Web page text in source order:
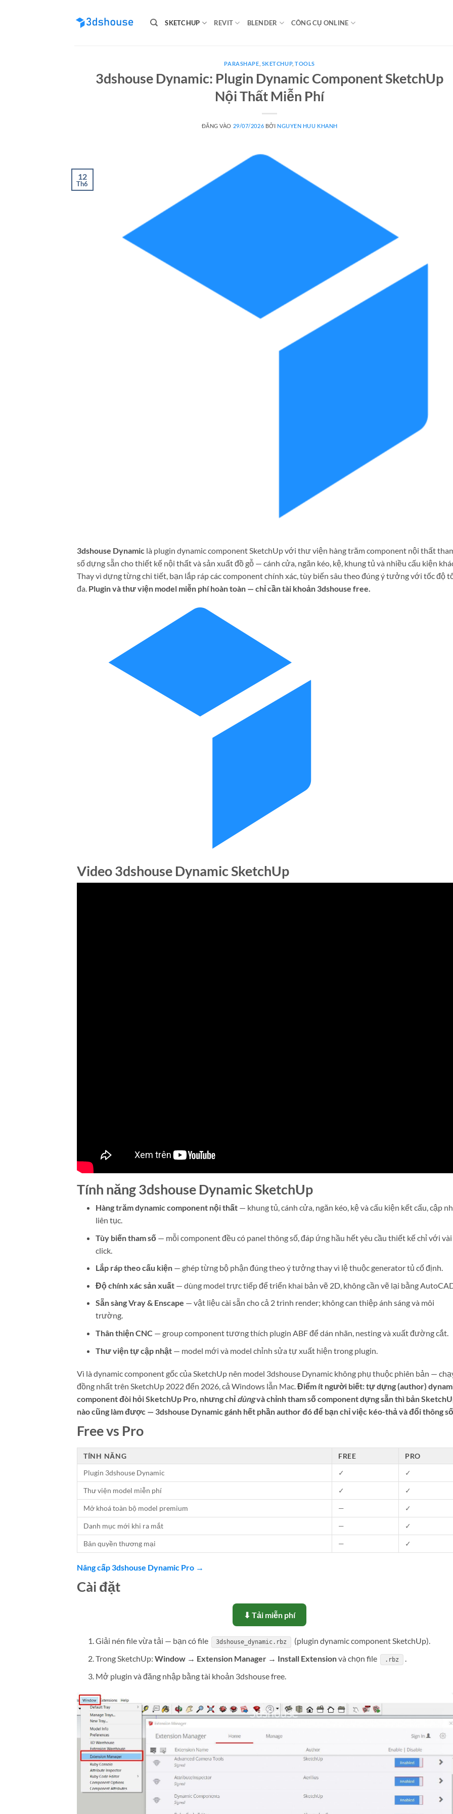
SKETCHUP REVIT BLENDER CÔNG CỤ ONLINE
PARASHAPE SKETCHUP,TOOLS
3dshouse Dynamic: Plugin Dynamic Component SketchUp
Nội Thất Miễn Phí
ĐĂNG VÀO 29/07/2026 BỞI NGUYEN HUU KHANH
12
Th6
3dshouse Dynamic là plugin dynamic component SketchUp với thư viện hàng trăm component nội thất
số dựng sẵn cho thiết kế nội thất và sản xuất đồ gỗ — cánh cửa, ngăn kéo, kệ, khung tủ và nhiều cấu kiện
Thay vì dựng từng chi tiết, bạn lắp ráp các component chính xác, tùy biến sâu theo đúng ý tưởng với tốc độ
đa. Plugin và thư viện model miễn phí hoàn toàn — chỉ cần tài khoản 3dshouse free.
Video 3dshouse Dynamic SketchUp
Tính năng 3dshouse Dynamic SketchUp
Hàng trăm dynamic component nội thất— khung tủ, cánh cửa, ngăn kéo, kệ và cấu kiện kết cấu, cập
liên tục.
Tùy biến tham số— mỗi component đều có panel thông số, đáp ứng hầu hết yêu cầu thiết kế chỉ với vài
click.
Lắp ráp theo cấu kiện— ghép từng bộ phận đúng theo ý tưởng thay vì lệ thuộc generator tủ cố định.
Độ chính xác sản xuất— dùng model trực tiếp để triển khai bản vẽ 2D, không cần vẽ lại bằng
Sẵn sàng Vray & Enscape — vật liệu cài sẵn cho cả 2 trình render; không can thiệp ánh sáng và môi
trường.
Thân thiện CNC — group component tương thích plugin ABF để dán nhãn, nesting và xuất đường cắt.
Thư viện tự cập nhật— model mới và model chỉnh sửa tự xuất hiện trong plugin.
Vì là dynamic component gốc của SketchUp nên model 3dshouse Dynamic không phụ thuộc phiên bản —
đồng nhất trên SketchUp 2022 đến 2026, cả Windows lẫn Mac.Điểm ít người biết: tự dựng (author)
component đòi hỏi SketchUp Pro, nhưng chỉ dùngvà chỉnh tham số component dựng sẵn thì bản
nào cũng làm được — 3dshouse Dynamic gánh hết phần author đó để bạn chỉ việc kéo-thả và đổi thông
Free vs Pro
TÍNH NĂNG FREE
PRO
Plugin 3dshouse Dynamic
✓ ✓
Thư viện model miễn phí ✓ ✓
Mở khoá toàn bộ model premium — ✓
Danh mục mới khi ra mắt — ✓
Bản quyền thương mại — ✓
Nâng cấp 3dshouse Dynamic Pro →
Cài đặt
⬇ Tải miễn phí
Giải nén file vừa tải — bạn có file 3dshouse_dynamic.rbz
(plugin dynamic component SketchUp).
Trong SketchUp: Window → Extension Manager → Install Extensionvà chọn file .rbz
.
Mở plugin và đăng nhập bằng tài khoản 3dshouse free.